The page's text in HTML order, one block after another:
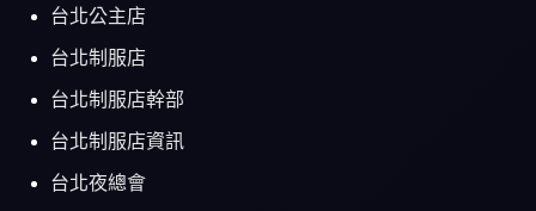
台北公主店
台北制服店
台北制服店幹部
台北制服店資訊
台北夜總會